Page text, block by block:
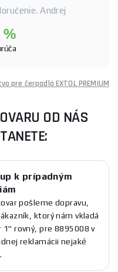
Andrej
%
pre čerpadlá EXTOL PREMIUM
OD NÁS
k prípadným
pošleme dopravu,
ktorý nám vkladá
rovný, pre 8895008 v
reklamácii nejaké